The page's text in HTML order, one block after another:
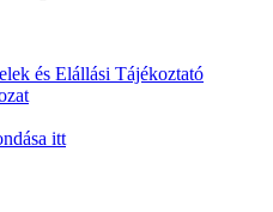
és Elállási Tájékoztató
itt